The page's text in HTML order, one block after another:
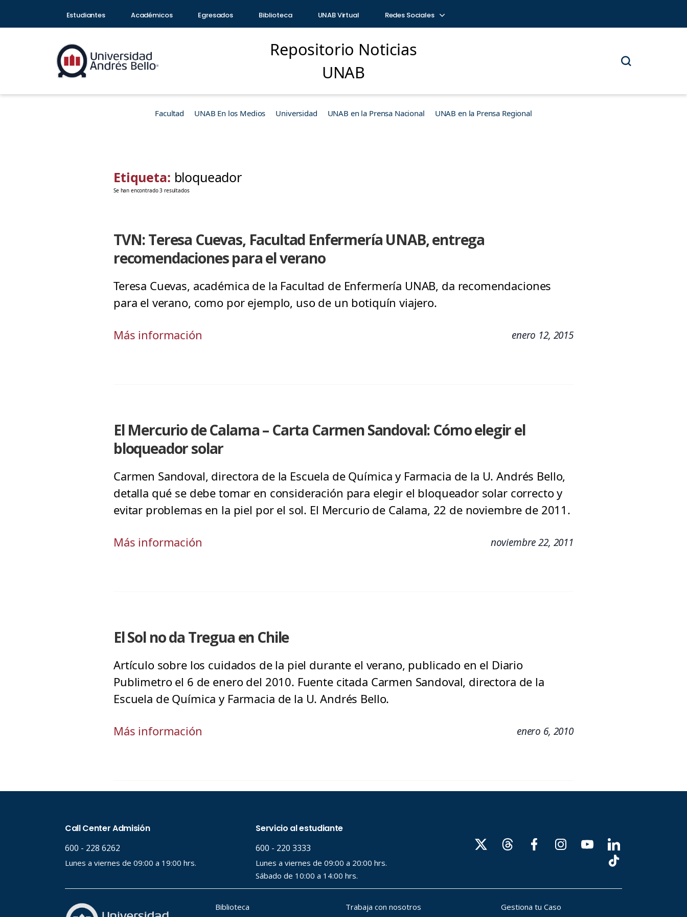
Estudiantes Académicos Egresados Biblioteca UNAB Virtual Redes Sociales
Repositorio Noticias
UNAB
Facultad UNAB En los Medios Universidad UNAB en la Prensa Nacional UNAB en la Prensa Regional
Etiqueta: bloqueador
Se han encontrado 3 resultados
TVN: Teresa Cuevas, Facultad Enfermería UNAB, entrega
recomendaciones para el verano
Teresa Cuevas, académica de la Facultad de Enfermería UNAB, da recomendaciones
para el verano, como por ejemplo, uso de un botiquín viajero.
Más información enero 12, 2015
El Mercurio de Calama – Carta Carmen Sandoval: Cómo elegir el
bloqueador solar
Carmen Sandoval, directora de la Escuela de Química y Farmacia de la U. Andrés Bello,
detalla qué se debe tomar en consideración para elegir el bloqueador solar correcto y
evitar problemas en la piel por el sol. El Mercurio de Calama, 22 de noviembre de 2011.
Más información noviembre 22, 2011
El Sol no da Tregua en Chile
Artículo sobre los cuidados de la piel durante el verano, publicado en el Diario
Publimetro el 6 de enero del 2010. Fuente citada Carmen Sandoval, directora de la
Escuela de Química y Farmacia de la U. Andrés Bello.
Más información enero 6, 2010